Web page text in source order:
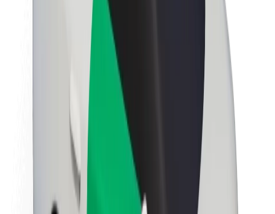
Lisätietoja Boltista
Kestävä kehitys Boltilla
Project Zero
Uutishuone
Brändiohjeistus
Missio
Sijoittajasuhteet
Brändi